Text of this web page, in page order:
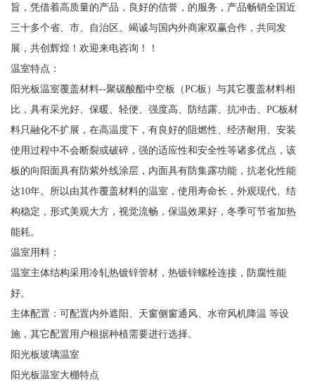
旨，凭借着高质量的产品，良好的信誉，的服务，产品畅销全国近
三十多个省、市、自治区。竭诚与国内外商家双赢合作，共同发
展，共创辉煌！欢迎来电咨询！！
温室特点：
阳光板温室覆盖材料--聚碳酸酯中空板（PC板）与其它覆盖材料相
比，具有采光好、保暖、轻便、强度高、防结露、抗冲击、PC板材
料只融化不扩展，在高温度下，有良好的阻燃性、经济耐用、安装
使用过程中不会断裂或破碎，强的适应性和安全性等诸多优点，该
板的向阳面具有防紫外线涂层，内面具有防集露功能，抗老化性能
达10年。所以由其作覆盖材料的温室，使用寿命长，外观现代、结
构稳定，形式美观大方，视觉流畅，保温效果好，冬季可节省加热
能耗。
温室用料：
温室主体结构采用冷轧热镀锌管材，热镀锌螺栓连接，防腐性能
好。
主体配置：可配置内外遮阳、天窗侧窗通风、水帘风机降温 等设
施，其它配置用户根据种植需要进行选择。
阳光板玻璃温室
阳光板温室大棚特点